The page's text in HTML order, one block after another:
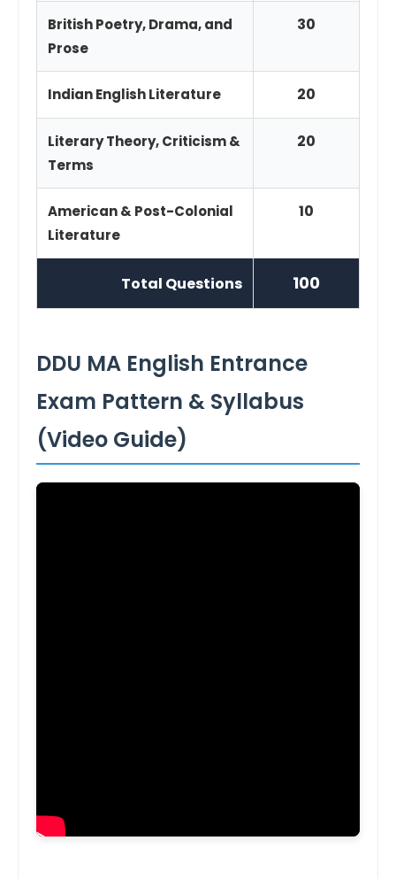
British Poetry, Drama, and
Prose
30
Indian English Literature 20
Literary Theory, Criticism &
Terms
20
American & Post-Colonial
Literature
10
Total Questions 100
DDU MA English Entrance
Exam Pattern & Syllabus
(Video Guide)